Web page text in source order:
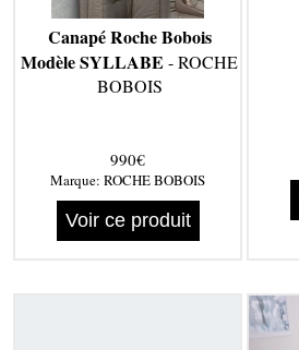
Canapé Roche Bobois
Modèle SYLLABE - ROCHE
BOBOIS
990€
Marque: ROCHE BOBOIS
Voir ce produit